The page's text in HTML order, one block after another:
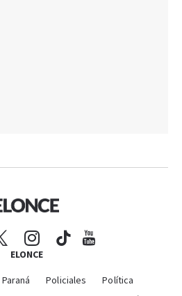
ELONCE
Paraná Policiales
Política